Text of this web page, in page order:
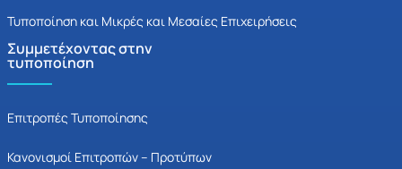
Τυποποίηση και Μικρές και Μεσαίες Επιχειρήσεις
Συμμετέχοντας στην
τυποποίηση
Επιτροπές Τυποποίησης
Κανονισμοί Επιτροπών – Προτύπων